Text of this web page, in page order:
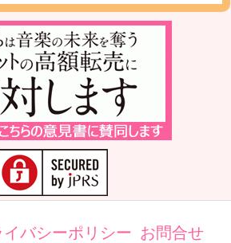
イバシーポリシー お問合せ